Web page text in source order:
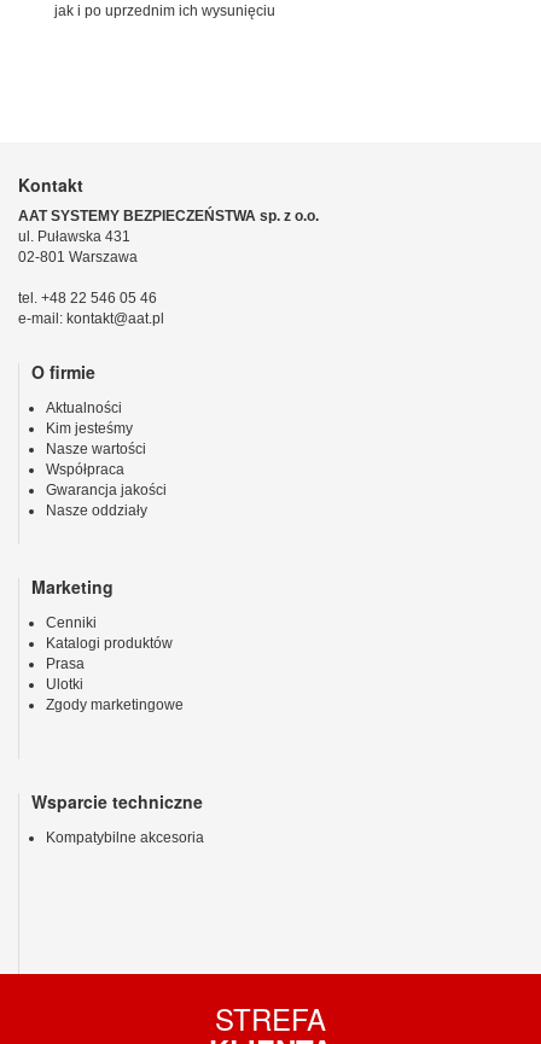
jak i po uprzednim ich wysunięciu
Kontakt
AAT SYSTEMY BEZPIECZEŃSTWA sp. z o.o.
ul. Puławska 431
02-801 Warszawa
tel. +48 22 546 05 46
e-mail: kontakt@aat.pl
O firmie
Aktualności
Kim jesteśmy
Nasze wartości
Współpraca
Gwarancja jakości
Nasze oddziały
Marketing
Cenniki
Katalogi produktów
Prasa
Ulotki
Zgody marketingowe
Wsparcie techniczne
Kompatybilne akcesoria
STREFA